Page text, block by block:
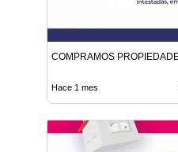
COMPRAMOS
Hace 1 mes